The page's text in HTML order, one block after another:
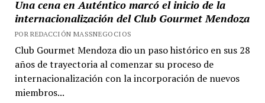
Una cena en Auténtico marcó el inicio de la
internacionalización del Club Gourmet Mendoza
POR REDACCIÓN MASSNEGOCIOS
Club Gourmet Mendoza dio un paso histórico en sus 28
años de trayectoria al comenzar su proceso de
internacionalización con la incorporación de nuevos
miembros...